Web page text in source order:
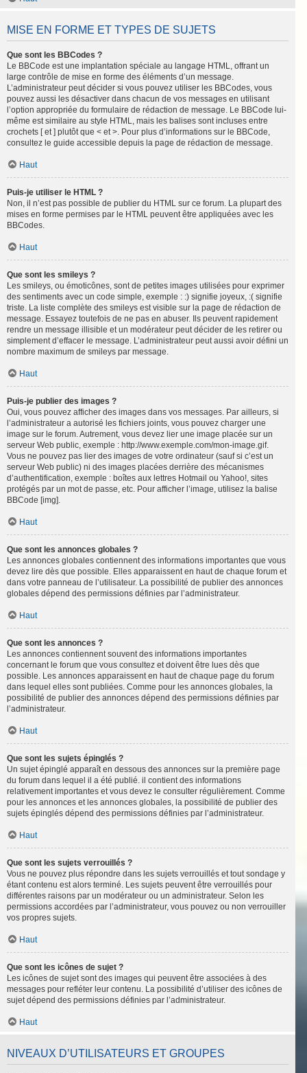
MISE EN FORME ET TYPES DE SUJETS
Que sont les BBCodes ?
Le BBCode est une implantation spéciale au langage HTML, offrant un
large contrôle de mise en forme des éléments d’un message.
L’administrateur peut décider si vous pouvez utiliser les BBCodes, vous
pouvez aussi les désactiver dans chacun de vos messages en utilisant
l’option appropriée du formulaire de rédaction de message. Le BBCode lui-
même est similaire au style HTML, mais les balises sont incluses entre
crochets [ et ] plutôt que < et >. Pour plus d’informations sur le BBCode,
consultez le guide accessible depuis la page de rédaction de message.
Haut
Puis-je utiliser le HTML ?
Non, il n’est pas possible de publier du HTML sur ce forum. La plupart des
mises en forme permises par le HTML peuvent être appliquées avec les
BBCodes.
Haut
Que sont les smileys ?
Les smileys, ou émoticônes, sont de petites images utilisées pour exprimer
des sentiments avec un code simple, exemple : :) signifie joyeux, :( signifie
triste. La liste complète des smileys est visible sur la page de rédaction de
message. Essayez toutefois de ne pas en abuser. Ils peuvent rapidement
rendre un message illisible et un modérateur peut décider de les retirer ou
simplement d’effacer le message. L’administrateur peut aussi avoir défini un
nombre maximum de smileys par message.
Haut
Puis-je publier des images ?
Oui, vous pouvez afficher des images dans vos messages. Par ailleurs, si
l’administrateur a autorisé les fichiers joints, vous pouvez charger une
image sur le forum. Autrement, vous devez lier une image placée sur un
serveur Web public, exemple : http://www.exemple.com/mon-image.gif.
Vous ne pouvez pas lier des images de votre ordinateur (sauf si c’est un
serveur Web public) ni des images placées derrière des mécanismes
d’authentification, exemple : boîtes aux lettres Hotmail ou Yahoo!, sites
protégés par un mot de passe, etc. Pour afficher l’image, utilisez la balise
BBCode [img].
Haut
Que sont les annonces globales ?
Les annonces globales contiennent des informations importantes que vous
devez lire dès que possible. Elles apparaissent en haut de chaque forum et
dans votre panneau de l’utilisateur. La possibilité de publier des annonces
globales dépend des permissions définies par l’administrateur.
Haut
Que sont les annonces ?
Les annonces contiennent souvent des informations importantes
concernant le forum que vous consultez et doivent être lues dès que
possible. Les annonces apparaissent en haut de chaque page du forum
dans lequel elles sont publiées. Comme pour les annonces globales, la
possibilité de publier des annonces dépend des permissions définies par
l’administrateur.
Haut
Que sont les sujets épinglés ?
Un sujet épinglé apparaît en dessous des annonces sur la première page
du forum dans lequel il a été publié. il contient des informations
relativement importantes et vous devez le consulter régulièrement. Comme
pour les annonces et les annonces globales, la possibilité de publier des
sujets épinglés dépend des permissions définies par l’administrateur.
Haut
Que sont les sujets verrouillés ?
Vous ne pouvez plus répondre dans les sujets verrouillés et tout sondage y
étant contenu est alors terminé. Les sujets peuvent être verrouillés pour
différentes raisons par un modérateur ou un administrateur. Selon les
permissions accordées par l’administrateur, vous pouvez ou non verrouiller
vos propres sujets.
Haut
Que sont les icônes de sujet ?
Les icônes de sujet sont des images qui peuvent être associées à des
messages pour refléter leur contenu. La possibilité d’utiliser des icônes de
sujet dépend des permissions définies par l’administrateur.
Haut
NIVEAUX D’UTILISATEURS ET GROUPES